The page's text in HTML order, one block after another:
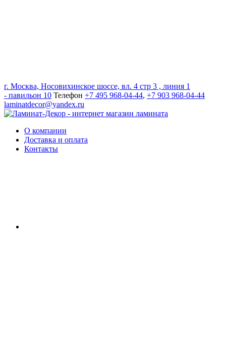
г. Москва, Носовихинское шоссе, вл. 4 стр 3 , линия 1
- павильон 10 Телефон +7 495 968-04-44, +7 903 968-04-44
laminatdecor@yandex.ru
О компании
Доставка и оплата
Контакты